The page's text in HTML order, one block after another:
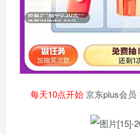
每天10点开始京东plus会员